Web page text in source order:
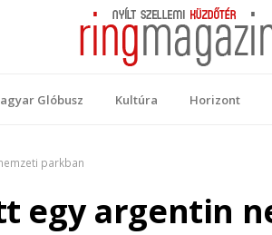
Glóbusz Kultúra Horizont
parkban
egy argentin